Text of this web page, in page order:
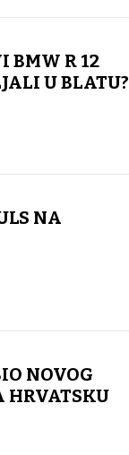
BMW R 12
U BLATU?
NA
NOVOG